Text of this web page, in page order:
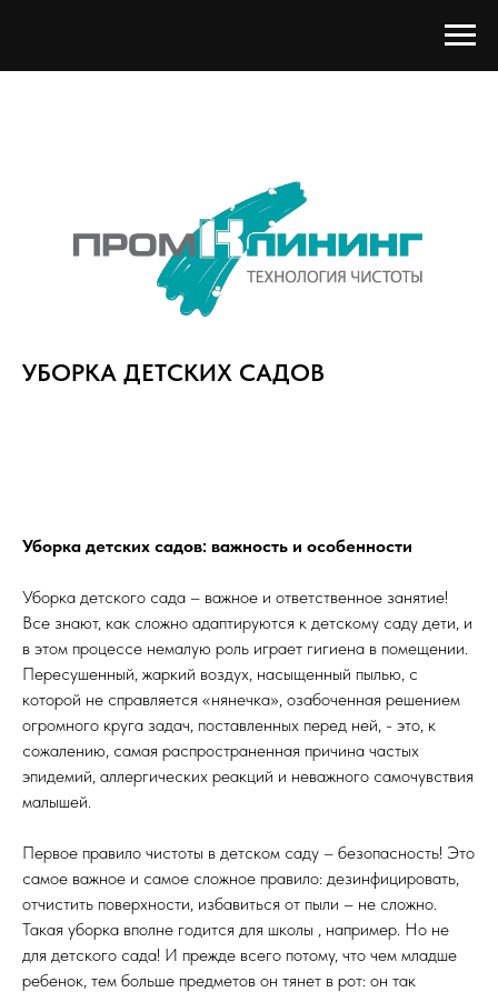
УБОРКА ДЕТСКИХ САДОВ
Уборка детских садов: важность и особенности
Уборка детского сада – важное и ответственное занятие!
Все знают, как сложно адаптируются к детскому саду дети, и
в этом процессе немалую роль играет гигиена в помещении.
Пересушенный, жаркий воздух, насыщенный пылью, с
которой не справляется «нянечка», озабоченная решением
огромного круга задач, поставленных перед ней, - это, к
сожалению, самая распространенная причина частых
эпидемий, аллергических реакций и неважного самочувствия
малышей.
Первое правило чистоты в детском саду – безопасность! Это
самое важное и самое сложное правило: дезинфицировать,
отчистить поверхности, избавиться от пыли – не сложно.
Такая уборка вполне годится для школы , например. Но не
для детского сада! И прежде всего потому, что чем младше
ребенок, тем больше предметов он тянет в рот: он так